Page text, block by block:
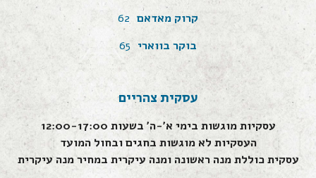
קרוק מאדאם
בוקר בווארי
עסקית צהריים
עסקיות מוגשות בימי א׳-ה׳ בשעות 12:00-17:00
העסקיות לא מוגשות בחגים ובחול המועד
עסקית כוללת מנה ראשונה ומנה עיקרית במחיר מנה עיקרית